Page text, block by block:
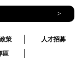
>
策
人才招募
區